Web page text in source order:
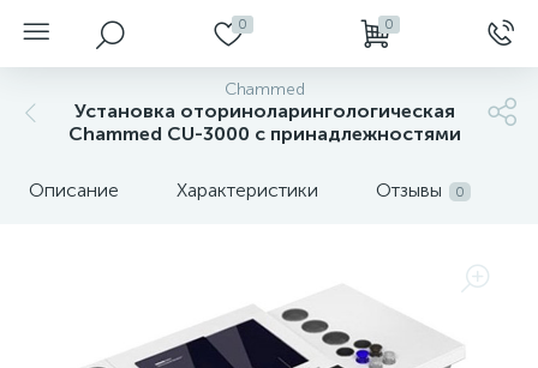
0 0
Chammed
Установка оториноларингологическая
Chammed CU-3000 с принадлежностями
Описание Характеристики Отзывы 0